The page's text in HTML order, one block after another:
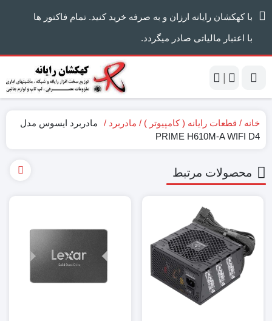
با کهکشان رایانه ارزان و به صرفه خرید کنید. تمام فاکتور ها
با اعتبار مالیاتی صادر میگردد.
|
خانه قطعات رایانه ( کامپیوتر ) مادربرد
مادربرد ایسوس مدل
PRIME H610M-A WIFI D4
محصولات مرتبط